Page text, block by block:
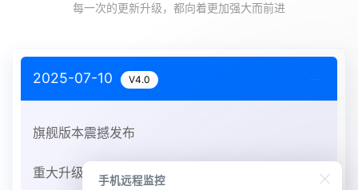
每一次的更新升级，都向着更加强大而前进
2025-07-10 V4.0
旗舰版本震撼发布
重大升级： 手机远程监控